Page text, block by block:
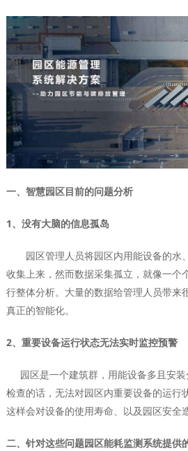
一、智慧园区目前的问题分析
1、没有大脑的信息孤岛
园区管理人员将园区内用能设备的水
收集上来，然而数据采集孤立，就像一个
行整体分析。大量的数据给管理人员带来
真正的智能化。
2、重要设备运行状态无法实时监控预警
园区是一个建筑群，用能设备多且安装
检查的话，无法对园区内重要设备的运行
这样会对设备的使用寿命、以及园区安全
二、针对这些问题园区能耗监测系统提供